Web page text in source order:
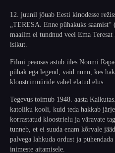
12. juunil jõuab Eesti kinodesse
„TERESA. Enne pühakuks
maailm ei tundnud veel Ema
isikut.
Filmi peaosas astub üles Noomi
pühak ega legend, vaid nunn, kes
kloostrimüüride vahel elatud elus.
Tegevus toimub 1948. aasta
katoliku kooli, kuid teda hakkab
korrastatud kloostrielu ja väravate
tunneb, et ei suuda enam kõrvale
palvega lahkuda ordust ja
inimeste aitamisele.